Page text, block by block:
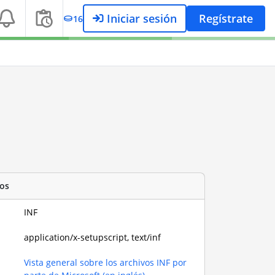
16 Iniciar sesión Regístrate
INF
application/x-setupscript, text/inf
Vista general sobre los archivos INF por